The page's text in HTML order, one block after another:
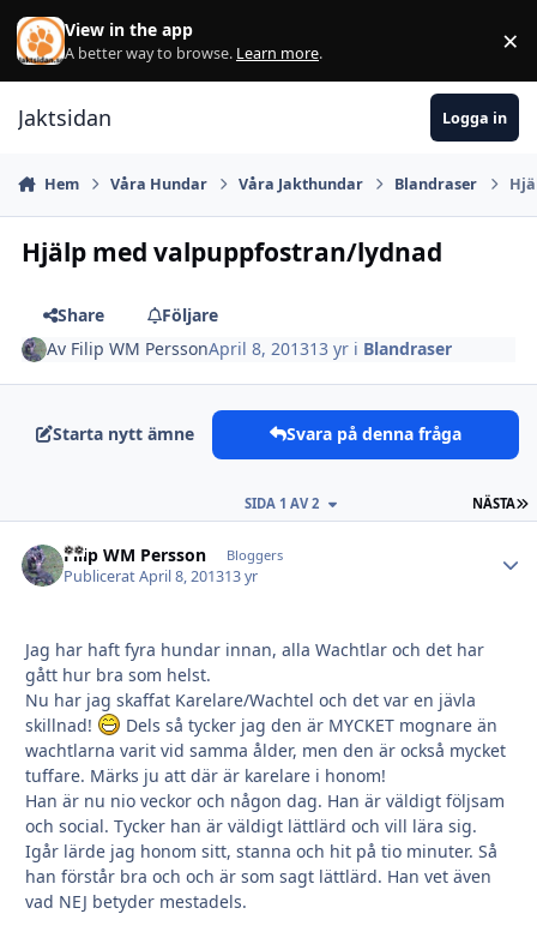
Hoppa till innehåll
View in the app
A better way to browse. Learn more. ×
Jaktsidan Logga in
Hem Våra Hundar Våra Jakthundar Blandraser
Hjälp med valpuppfostran/lydnad
Share
Följare
Av Filip WM PerssonApril 8, 201313 yr i Blandraser
Starta nytt ämne Svara på denna fråga
NÄSTA
SIDA 1 AV 2
Filip WM Persson Bloggers
PubliceratApril 8, 201313 yr
Jag har haft fyra hundar innan, alla Wachtlar och det har
gått hur bra som helst.
Nu har jag skaffat Karelare/Wachtel och det var en jävla
skillnad!
Dels så tycker jag den är MYCKET mognare än
wachtlarna varit vid samma ålder, men den är också mycket
tuffare. Märks ju att där är karelare i honom!
Han är nu nio veckor och någon dag. Han är väldigt följsam
och social. Tycker han är väldigt lättlärd och vill lära sig.
Igår lärde jag honom sitt, stanna och hit på tio minuter. Så
han förstår bra och och är som sagt lättlärd. Han vet även
vad NEJ betyder mestadels.